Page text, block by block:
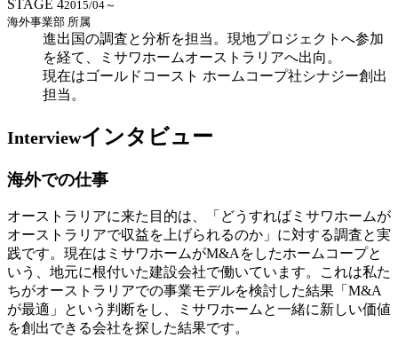
STAGE 42015/04～
海外事業部 所属
進出国の調査と分析を担当。現地プロジェクトへ参加
を経て、ミサワホームオーストラリアへ出向。
現在はゴールドコースト ホームコープ社シナジー創出
担当。
Interviewインタビュー
海外での仕事
オーストラリアに来た目的は、「どうすればミサワホームが
オーストラリアで収益を上げられるのか」に対する調査と実
践です。現在はミサワホームがM&Aをしたホームコープと
いう、地元に根付いた建設会社で働いています。これは私た
ちがオーストラリアでの事業モデルを検討した結果「M&A
が最適」という判断をし、ミサワホームと一緒に新しい価値
を創出できる会社を探した結果です。